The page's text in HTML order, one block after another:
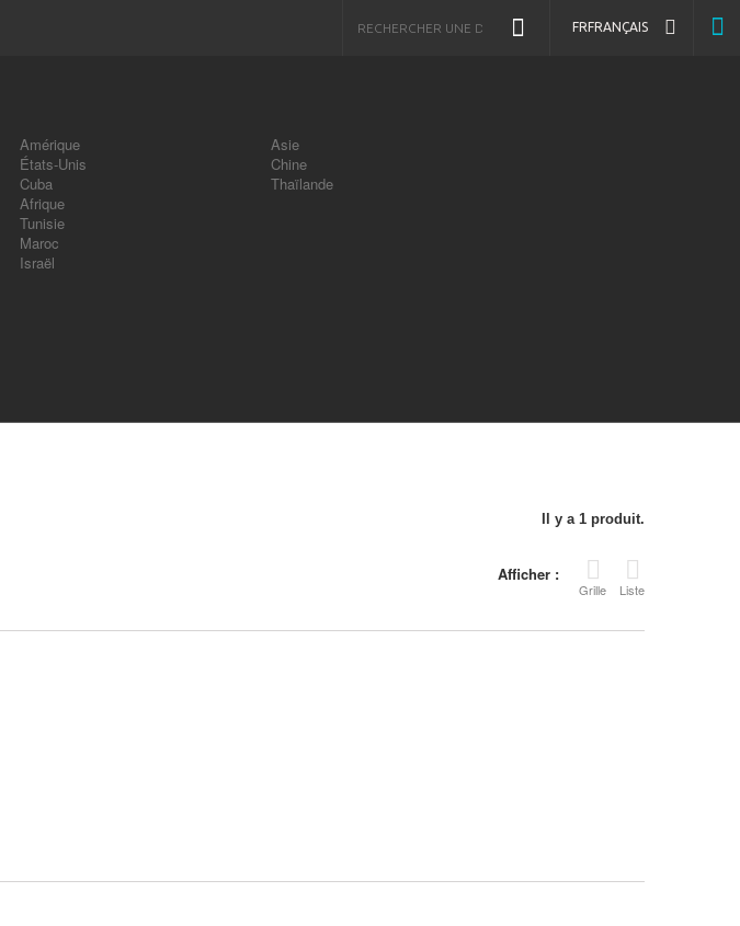
FRFRANÇAIS
Amérique
États-Unis
Cuba
Afrique
Tunisie
Maroc
Israël
Asie
Chine
Thaïlande
Il y a 1 produit.
Afficher :
Grille Liste